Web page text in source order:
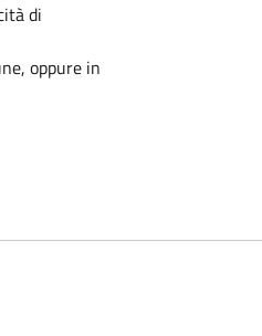
di
oppure in